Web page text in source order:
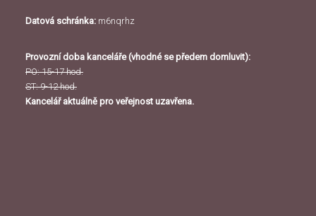
Datová schránka: m6nqrhz
Provozní doba kanceláře (vhodné se předem domluvit):
PO: 15-17 hod.
ST: 9-12 hod.
Kancelář aktuálně pro veřejnost uzavřena.